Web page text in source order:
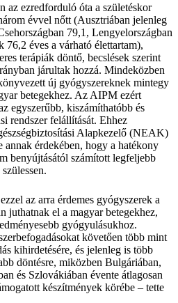
az ezredforduló óta a születéskor
évvel nőtt (Ausztriában jelenleg
79,1, Lengyelországban
76,2 éves a várható élettartam),
terápiák döntő, becslések szerint
járultak hozzá. Mindeközben
új gyógyszereknek mintegy
betegekhez. Az AIPM ezért
egyszerűbb, kiszámíthatóbb és
rendszer felállítását. Ehhez
Alapkezelő (NEAK)
annak érdekében, hogy a hatékony
benyújtásától számított legfeljebb
az arra érdemes gyógyszerek a
juthatnak el a magyar betegekhez,
gyógyulásukhoz.
követően több mint
kihirdetésére, és jelenleg is több
döntésre, miközben Bulgáriában,
és Szlovákiában évente átlagosan
készítmények körébe – tette